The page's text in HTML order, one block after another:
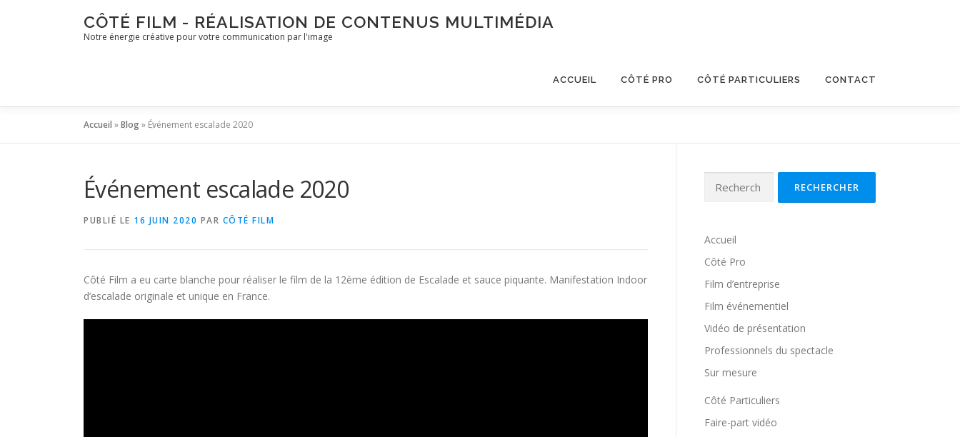
CÔTÉ FILM - RÉALISATION DE CONTENUS MULTIMÉDIA
Notre énergie créative pour votre communication par l'image
ACCUEIL CÔTÉ PRO CÔTÉ PARTICULIERS CONTACT
Accueil »Blog» Événement escalade 2020
Événement escalade 2020
PUBLIÉ LE 16 JUIN 2020 PAR CÔTÉ FILM
Côté Film a eu carte blanche pour réaliser le film de la 12ème édition de Escalade et sauce piquante. Manifestation Indoor
d’escalade originale et unique en France.
Accueil
Côté Pro
Film d’entreprise
Film événementiel
Vidéo de présentation
Professionnels du spectacle
Sur mesure
Côté Particuliers
Faire-part vidéo